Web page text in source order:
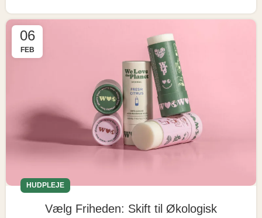
06
FEB
HUDPLEJE
Vælg Friheden: Skift til Økologisk